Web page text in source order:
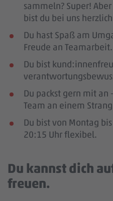
sammeln? Super!
bist du bei uns
Du hast Spaß am
Freude an Teamarbeit.
Du bist
Du packst gern mit an
Team an einem
Du bist von Montag
20:15 Uhr flexibel.
Du kannst dich
freuen.